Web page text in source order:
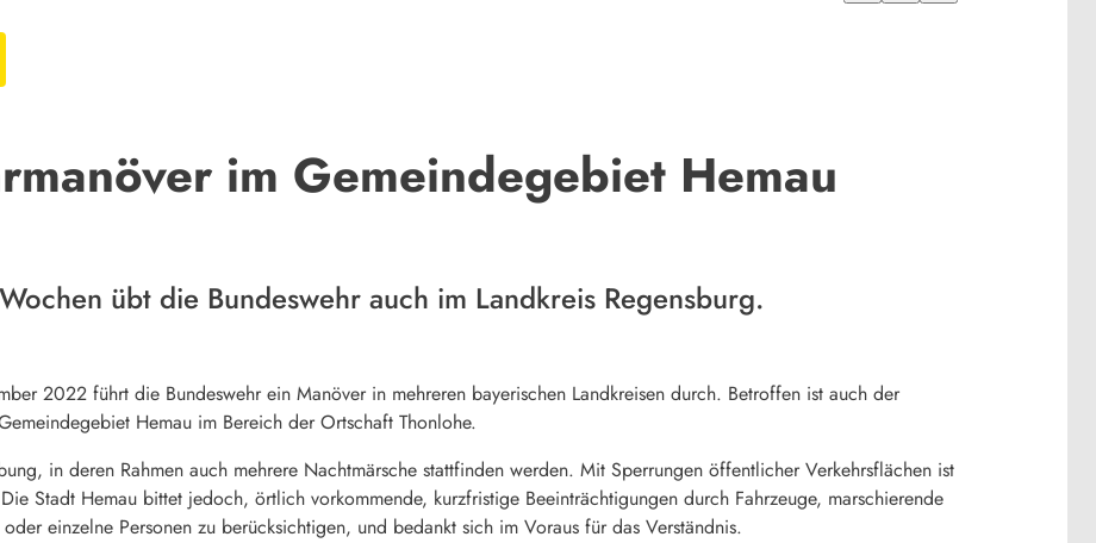
im Gemeindegebiet Hemau
übt die Bundeswehr auch im Landkreis Regensburg.
2022 führt die Bundeswehr ein Manöver in mehreren bayerischen Landkreisen durch. Betroffen ist auch der
Hemau im Bereich der Ortschaft Thonlohe.
in deren Rahmen auch mehrere Nachtmärsche stattfinden werden. Mit Sperrungen öffentlicher Verkehrsflächen ist
Stadt Hemau bittet jedoch, örtlich vorkommende, kurzfristige Beeinträchtigungen durch Fahrzeuge, marschierende
einzelne Personen zu berücksichtigen, und bedankt sich im Voraus für das Verständnis.